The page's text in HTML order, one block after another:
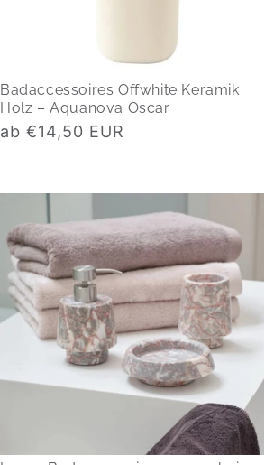
Badaccessoires Offwhite Keramik
Holz – Aquanova Oscar
Normaler
ab €14,50 EUR